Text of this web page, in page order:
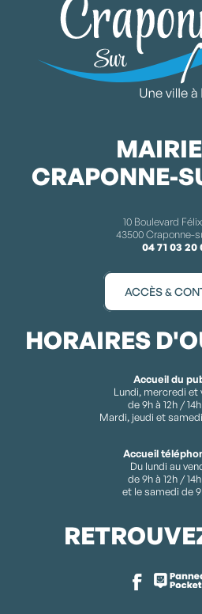
CRAPONNE-
10 Boulevard
43500 Craponne-
04 71 03 20
ACCÈS &
HORAIRES
Accueil du
Lundi, mercredi et
de 9h à 12h /
Mardi, jeudi et samedi
Accueil
Du lundi au
de 9h à 12h /
et le samedi de